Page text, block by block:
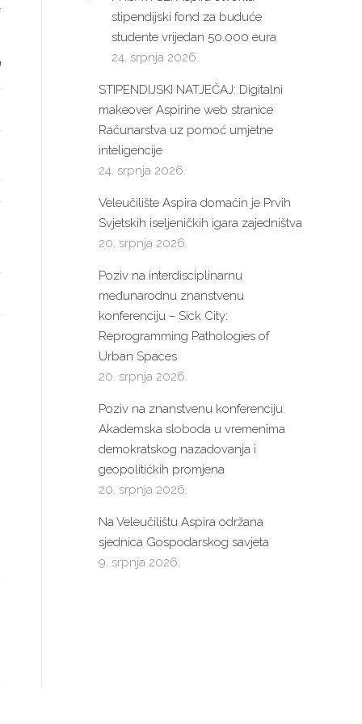
stipendijski fond za buduće
studente vrijedan 50.000 eura
24. srpnja 2026.
STIPENDIJSKI NATJEČAJ: Digitalni
makeover Aspirine web stranice
Računarstva uz pomoć umjetne
inteligencije
24. srpnja 2026.
Veleučilište Aspira domaćin je Prvih
Svjetskih iseljeničkih igara zajedništva
20. srpnja 2026.
Poziv na interdisciplinarnu
međunarodnu znanstvenu
konferenciju – Sick City:
Reprogramming Pathologies of
Urban Spaces
20. srpnja 2026.
Poziv na znanstvenu konferenciju:
Akademska sloboda u vremenima
demokratskog nazadovanja i
geopolitičkih promjena
20. srpnja 2026.
Na Veleučilištu Aspira održana
sjednica Gospodarskog savjeta
9. srpnja 2026.